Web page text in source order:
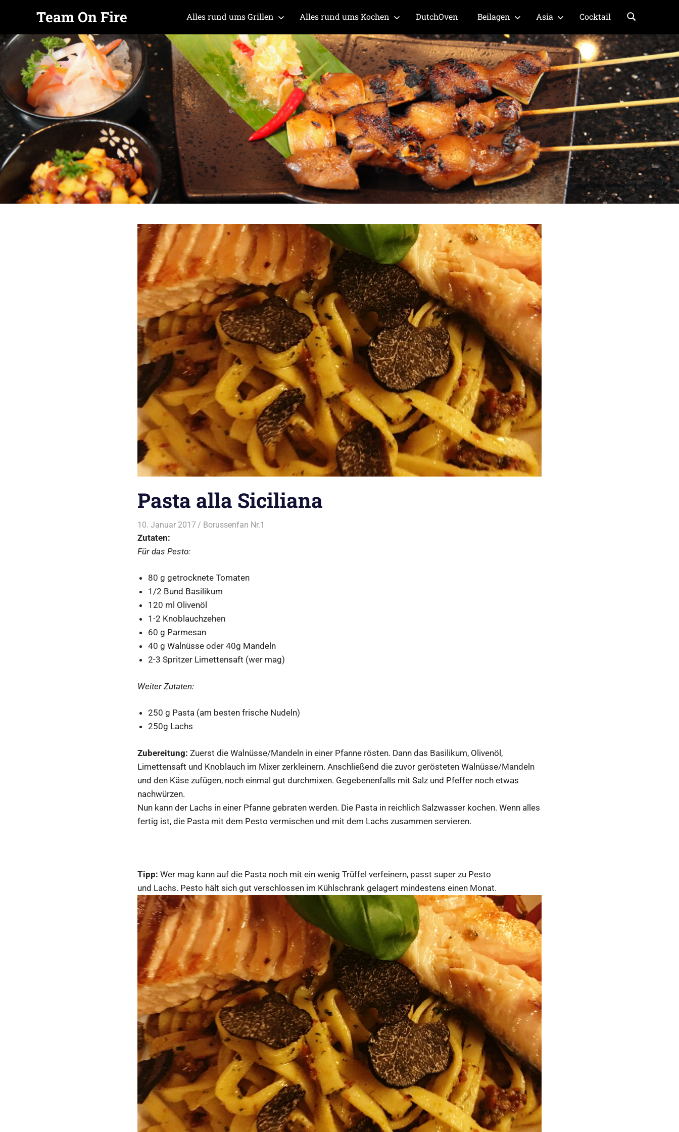
Zum
Inhalt
springen
Team On Fire
COOKING
SINCE
2015
Alles rund ums Grillen Alles rund ums Kochen DutchOven Beilagen Asia Cocktail
Pasta alla Siciliana
10. Januar 2017 Borussenfan Nr.1
Zutaten:
Für das Pesto:
80 g getrocknete Tomaten
1/2 Bund Basilikum
120 ml Olivenöl
1-2 Knoblauchzehen
60 g Parmesan
40 g Walnüsse oder 40g Mandeln
2-3 Spritzer Limettensaft (wer mag)
Weiter Zutaten:
250 g Pasta (am besten frische Nudeln)
250g Lachs
Zubereitung: Zuerst die Walnüsse/Mandeln in einer Pfanne rösten. Dann das Basilikum, Olivenöl,
Limettensaft und Knoblauch im Mixer zerkleinern. Anschließend die zuvor gerösteten Walnüsse/Mandeln
und den Käse zufügen, noch einmal gut durchmixen. Gegebenenfalls mit Salz und Pfeffer noch etwas
nachwürzen.
Nun kann der Lachs in einer Pfanne gebraten werden. Die Pasta in reichlich Salzwasser kochen. Wenn alles
fertig ist, die Pasta mit dem Pesto vermischen und mit dem Lachs zusammen servieren.
Tipp: Wer mag kann auf die Pasta noch mit ein wenig Trüffel verfeinern, passt super zu Pesto
und Lachs. Pesto hält sich gut verschlossen im Kühlschrank gelagert mindestens einen Monat.